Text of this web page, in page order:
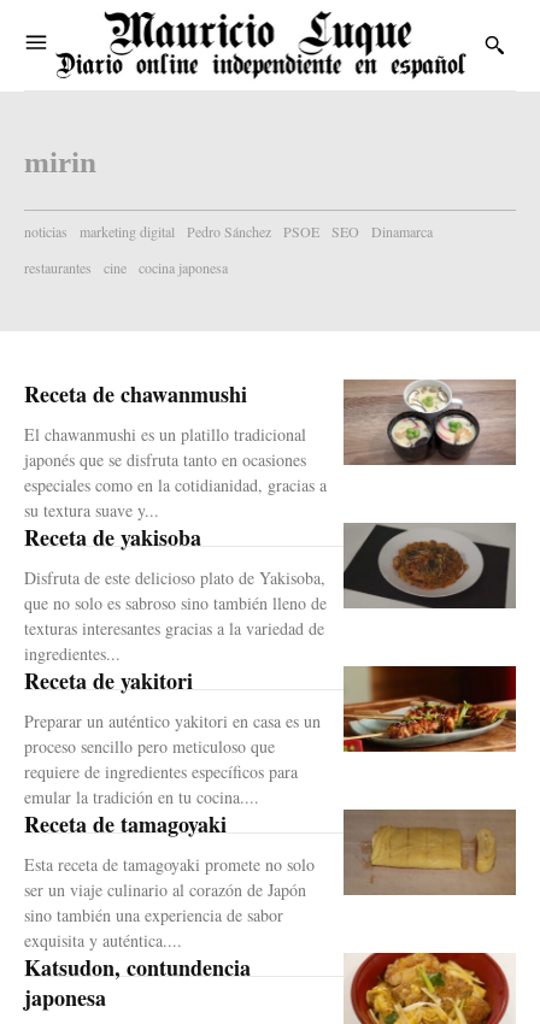
mirin
noticias marketing digital Pedro Sánchez PSOE SEO
Dinamarca
restaurantes
cine cocina japonesa
Receta de chawanmushi
El chawanmushi es un platillo tradicional
japonés que se disfruta tanto en ocasiones
especiales como en la cotidianidad, gracias a
su textura suave y...
Receta de yakisoba
Disfruta de este delicioso plato de Yakisoba,
que no solo es sabroso sino también lleno de
texturas interesantes gracias a la variedad de
ingredientes...
Receta de yakitori
Preparar un auténtico yakitori en casa es un
proceso sencillo pero meticuloso que
requiere de ingredientes específicos para
emular la tradición en tu cocina....
Receta de tamagoyaki
Esta receta de tamagoyaki promete no solo
ser un viaje culinario al corazón de Japón
sino también una experiencia de sabor
exquisita y auténtica....
Katsudon, contundencia
japonesa